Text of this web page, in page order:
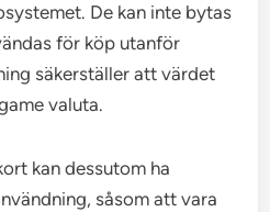
De kan inte bytas
för köp utanför
säkerställer att värdet
valuta.
kan dessutom ha
såsom att vara